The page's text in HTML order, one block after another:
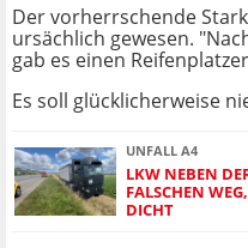
Der vorherrschende
ursächlich gewesen.
gab es einen
Es soll glücklicherweise
UNFALL A4
LKW NEBEN
FALSCHEN
DICHT